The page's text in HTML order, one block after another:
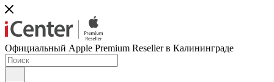
Официальный Apple Premium Reseller в Калининграде